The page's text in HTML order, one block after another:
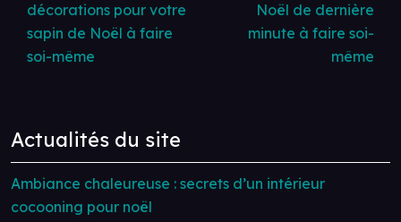
décorations pour votre
sapin de Noël à faire
soi-même
Noël de dernière
minute à faire soi-
même
Actualités du site
Ambiance chaleureuse : secrets d’un intérieur
cocooning pour noël